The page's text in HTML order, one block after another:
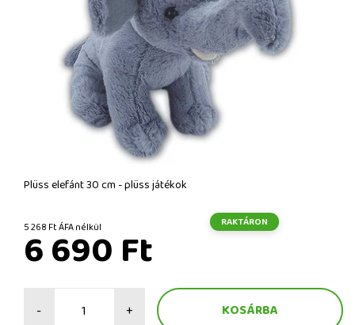
Plüss elefánt 30 cm - plüss játékok
5 268 Ft ÁFA nélkül RAKTÁRON
6 690 Ft
- +